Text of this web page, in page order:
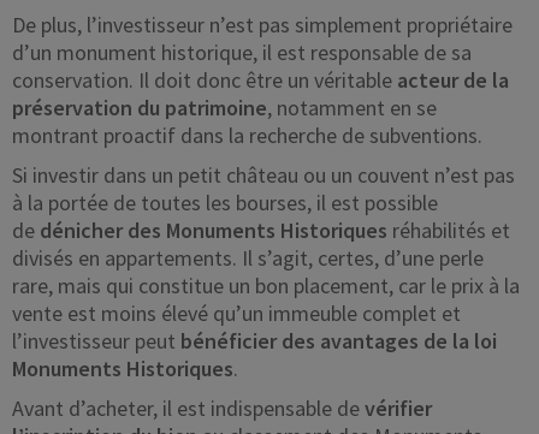
De plus, l’investisseur n’est pas simplement propriétaire
d’un monument historique, il est responsable de sa
conservation. Il doit donc être un véritable acteur de la
préservation du patrimoine, notamment en se
montrant proactif dans la recherche de subventions.
Si investir dans un petit château ou un couvent n’est pas
à la portée de toutes les bourses, il est possible
de dénicher des Monuments Historiques réhabilités et
divisés en appartements. Il s’agit, certes, d’une perle
rare, mais qui constitue un bon placement, car le prix à la
vente est moins élevé qu’un immeuble complet et
l’investisseur peut bénéficier des avantages de la loi
Monuments Historiques.
Avant d’acheter, il est indispensable devérifier